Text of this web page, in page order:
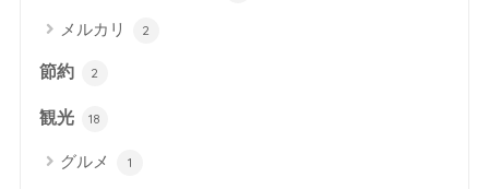
メルカリ 2
節約 2
観光 18
グルメ 1